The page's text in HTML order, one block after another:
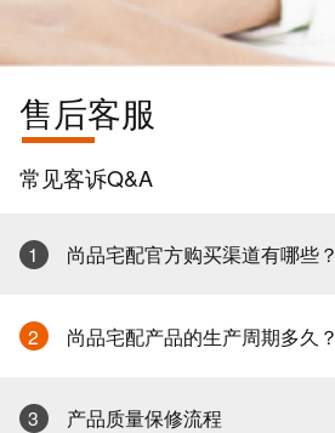
售后客服
常见客诉Q&A
1 尚品宅配官方购买渠道有哪些？
2 尚品宅配产品的生产周期多久？
3 产品质量保修流程